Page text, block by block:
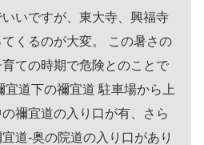
いですが、東大寺、興福寺
くるのが大変。 この暑さの
ての時期で危険とのことで
道下の禰宜道 駐車場から上
の禰宜道の入り口が有、さら
道-奥の院道の入り口があり